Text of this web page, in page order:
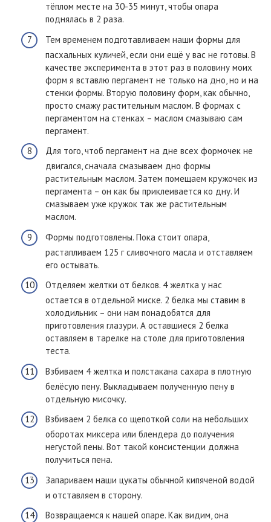
тёплом месте на 30-35 минут, чтобы опара
поднялась в 2 раза.
Тем временем подготавливаем наши формы для
пасхальных куличей, если они ещё у вас не готовы. В
качестве эксперимента в этот раз в половину моих
форм я вставлю пергамент не только на дно, но и на
стенки формы. Вторую половину форм, как обычно,
просто смажу растительным маслом. В формах с
пергаментом на стенках – маслом смазываю сам
пергамент.
Для того, чтоб пергамент на дне всех формочек не
двигался, сначала смазываем дно формы
растительным маслом. Затем помещаем кружочек из
пергамента – он как бы приклеивается ко дну. И
смазываем уже кружок так же растительным
маслом.
Формы подготовлены. Пока стоит опара,
растапливаем 125 г сливочного масла и отставляем
его остывать.
Отделяем желтки от белков. 4 желтка у нас
остается в отдельной миске. 2 белка мы ставим в
холодильник – они нам понадобятся для
приготовления глазури. А оставшиеся 2 белка
оставляем в тарелке на столе для приготовления
теста.
Взбиваем 4 желтка и полстакана сахара в плотную
белёсую пену. Выкладываем полученную пену в
отдельную мисочку.
Взбиваем 2 белка со щепоткой соли на небольших
оборотах миксера или блендера до получения
негустой пены. Вот такой консистенции должна
получиться пена.
Запариваем наши цукаты обычной кипяченой водой
и отставляем в сторону.
Возвращаемся к нашей опаре. Как видим, она